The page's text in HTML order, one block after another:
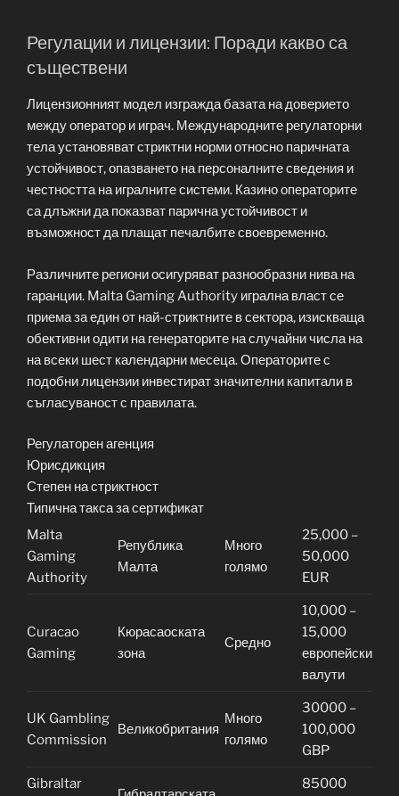
Регулации и лицензии: Поради какво са
съществени
Лицензионният модел изгражда базата на доверието
между оператор и играч. Международните регулаторни
тела установяват стриктни норми относно паричната
устойчивост, опазването на персоналните сведения и
честността на игралните системи. Казино операторите
са длъжни да показват парична устойчивост и
възможност да плащат печалбите своевременно.
Различните региони осигуряват разнообразни нива на
гаранции. Malta Gaming Authority игрална власт се
приема за един от най-стриктните в сектора, изискваща
обективни одити на генераторите на случайни числа на
на всеки шест календарни месеца. Операторите с
подобни лицензии инвестират значителни капитали в
съгласуваност с правилата.
Регулаторен агенция
Юрисдикция
Степен на стриктност
Типична такса за сертификат
Malta
Gaming
Authority
Република
Малта
Много
голямо
25,000 –
50,000
EUR
Curacao
Gaming
Кюрасаоската
зона
Средно
10,000 –
15,000
европейски
валути
UK Gambling
Commission
Великобритания
Много
голямо
30000 –
100,000
GBP
Gibraltar
85000